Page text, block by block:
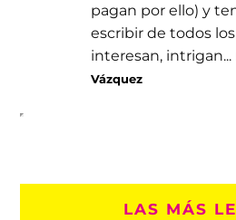
pagan por ello) y
escribir de todos
interesan, intrigan...
Vázquez
LAS MÁS